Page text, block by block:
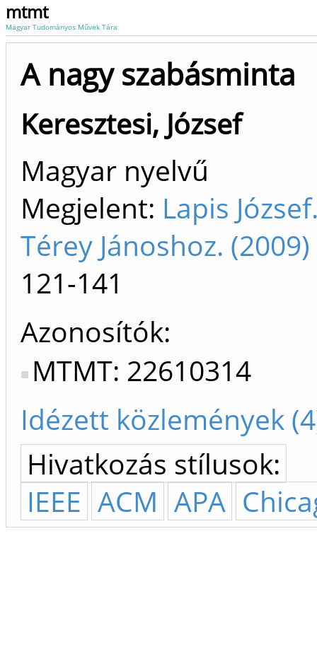
mtmt
Magyar Tudományos Művek Tára
A nagy szabásminta
Keresztesi, József
Magyar nyelvű
Megjelent: Lapis
Térey Jánoshoz.
121-141
Azonosítók
MTMT: 22610314
Idézett közlemények
Hivatkozás stílusok:
IEEE ACM APA